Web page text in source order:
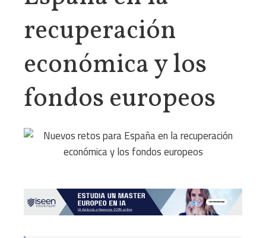
recuperación
económica y los
fondos europeos